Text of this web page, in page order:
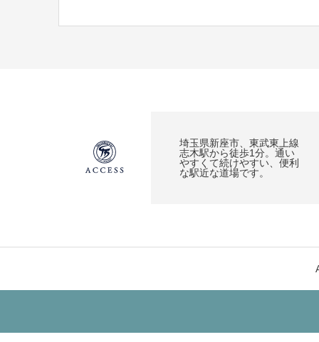
埼玉県新座市、東武東上線
志木駅から徒歩1分。通い
やすくて続けやすい、便利
な駅近な道場です。